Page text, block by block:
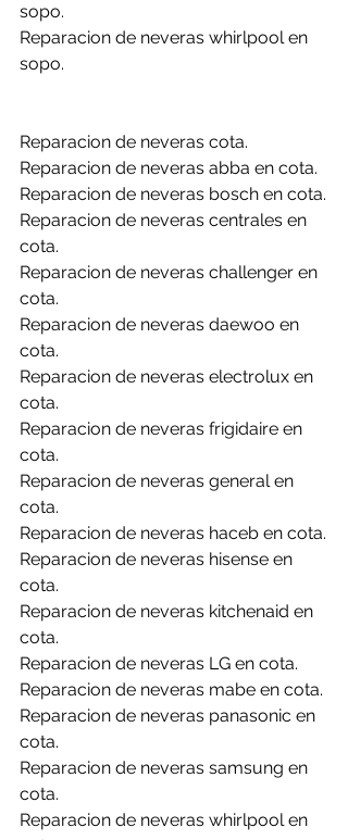
sopo.
Reparacion de neveras whirlpool en
sopo.
Reparacion de neveras cota.
Reparacion de neveras abba en cota.
Reparacion de neveras bosch en cota.
Reparacion de neveras centrales en
cota.
Reparacion de neveras challenger en
cota.
Reparacion de neveras daewoo en
cota.
Reparacion de neveras electrolux en
cota.
Reparacion de neveras frigidaire en
cota.
Reparacion de neveras general en
cota.
Reparacion de neveras haceb en cota.
Reparacion de neveras hisense en
cota.
Reparacion de neveras kitchenaid en
cota.
Reparacion de neveras LG en cota.
Reparacion de neveras mabe en cota.
Reparacion de neveras panasonic en
cota.
Reparacion de neveras samsung en
cota.
Reparacion de neveras whirlpool en